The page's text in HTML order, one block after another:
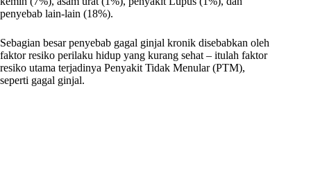
penyebab lain-lain (18%).
Sebagian besar penyebab gagal ginjal kronik disebabkan oleh
faktor resiko perilaku hidup yang kurang sehat – itulah faktor
resiko utama terjadinya Penyakit Tidak Menular (PTM),
seperti gagal ginjal.